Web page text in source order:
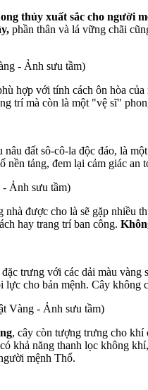
thủy xuất sắc cho người
phần thân và lá vững chãi
- Ảnh sưu tầm)
hợp với tính cách ôn hòa
trí mà còn là một "vệ sĩ"
nâu đất sô-cô-la độc đáo, là
nền tảng, đem lại cảm giác
Ảnh sưu tầm)
được cho là sẽ gặp nhiều
hay trang trí ban công.
trưng với các dải màu vàng
lực cho bản mệnh. Cây
Vàng - Ảnh sưu tầm)
, cây còn tượng trưng cho khí
khả năng thanh lọc không
mệnh Thổ.